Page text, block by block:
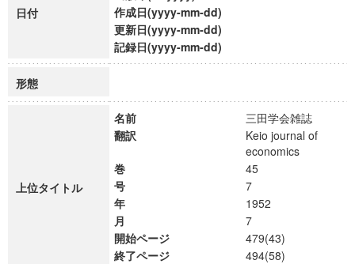
日付
作成日(yyyy-mm-dd)
更新日(yyyy-mm-dd)
記録日(yyyy-mm-dd)
形態
上位タイトル
名前
三田学会雑誌
翻訳
Keio journal of
economics
巻
45
号
7
年
1952
月
7
開始ページ
479(43)
終了ページ
494(58)